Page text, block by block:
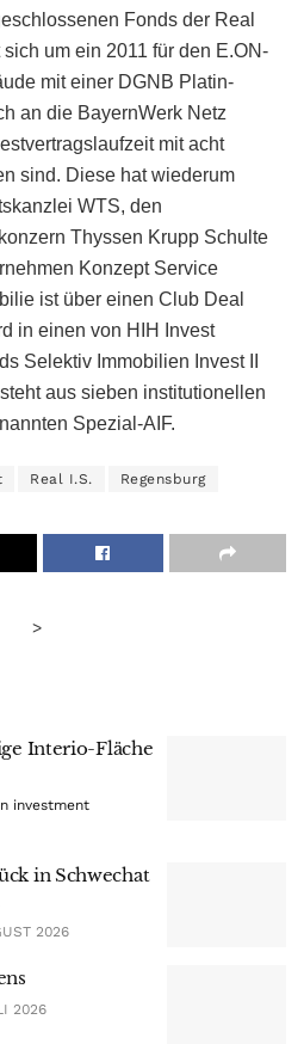
Fonds der Real
um ein 2011 für den E.ON-
mit einer DGNB Platin-
an die BayernWerk Netz
mit acht
sind. Diese hat wiederum
WTS, den
Thyssen Krupp Schulte
Konzept Service
ist über einen Club Deal
in einen von HIH Invest
Selektiv Immobilien Invest II
aus sieben institutionellen
Spezial-AIF.
Real I.S. Regensburg
>
Interio-Fläche
investment
in Schwechat
2026
2026